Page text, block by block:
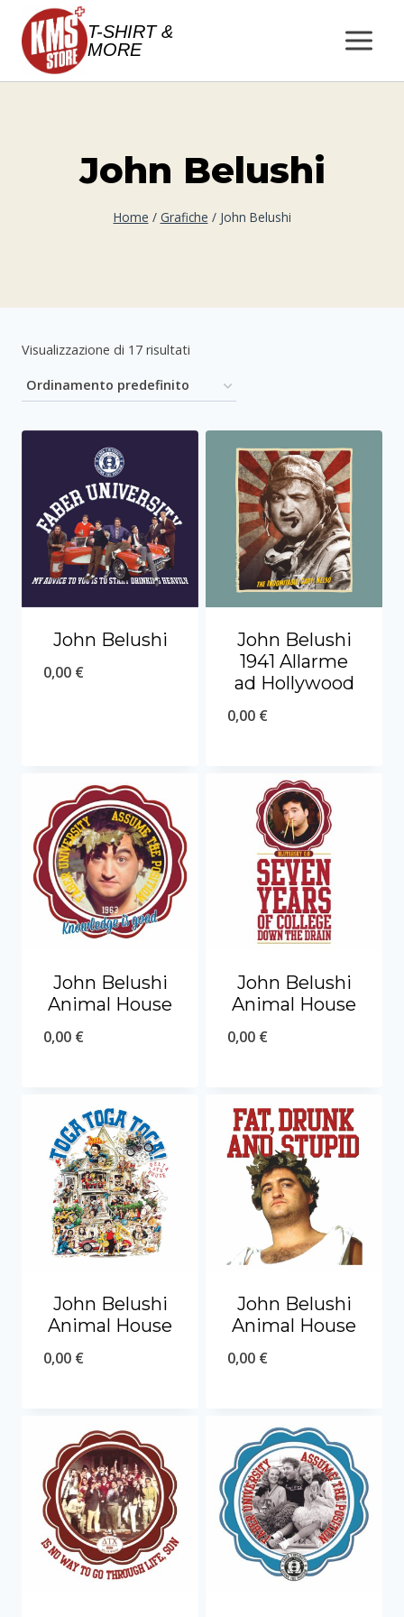
Salta
contenuto
T-SHIRT &
MORE
John Belushi
Home / Grafiche / John Belushi
Visualizzazione di 17 risultati
John Belushi
0,00 €
John Belushi
1941 Allarme
ad Hollywood
0,00 €
John Belushi
Animal House
0,00 €
John Belushi
Animal House
0,00 €
John Belushi
Animal House
0,00 €
John Belushi
Animal House
0,00 €